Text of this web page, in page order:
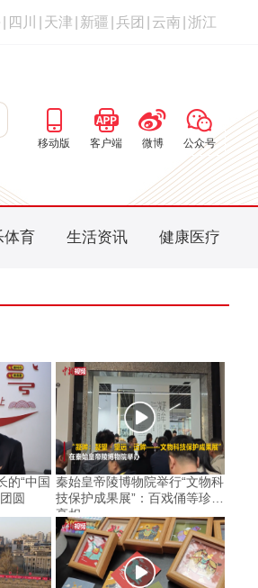
四川 天津 新疆 兵团 云南 浙江
移动版 客户端 微博 公众号
体育 生活资讯 健康医疗
的“中国
圆
秦始皇帝陵博物院举行“文物科
技保护成果展”：百戏俑等珍品
亮相